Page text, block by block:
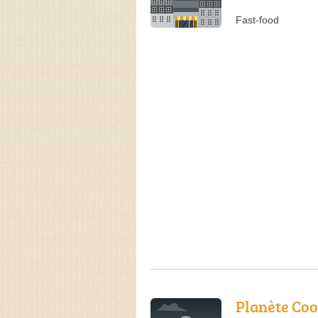
Fast-food
Planète